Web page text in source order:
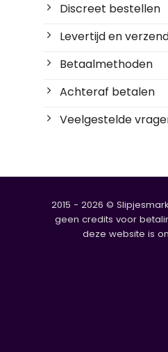
Discreet bestellen
Levertijd en
Betaalmethoden
Achteraf betalen
Veelgestelde
2015 - 2026 ©
geen credits voor
deze website is